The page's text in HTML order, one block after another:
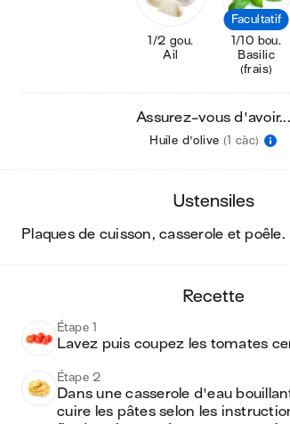
1/2 gou.
Ail
Facultatif
1/10 bou.
Basilic
(frais)
Assurez-vous d'avoir...
Huile d'olive (1 càc)
ustensiles
plaques de cuisson, casserole et poêle.
recette
Étape 1
Lavez puis coupez les tomates
Étape 2
Dans une casserole d'eau
cuire les pâtes selon les